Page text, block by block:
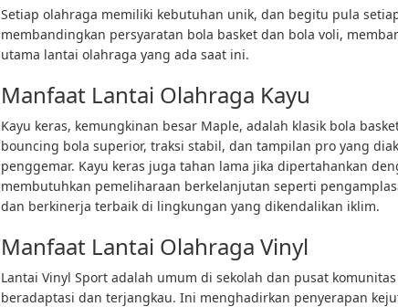
Setiap olahraga memiliki kebutuhan unik, dan begitu pula
membandingkan persyaratan bola basket dan bola voli,
utama lantai olahraga yang ada saat ini.
Manfaat Lantai Olahraga Kayu
Kayu keras, kemungkinan besar Maple, adalah klasik bola
bouncing bola superior, traksi stabil, dan tampilan pro yang
penggemar. Kayu keras juga tahan lama jika dipertahankan
membutuhkan pemeliharaan berkelanjutan seperti
dan berkinerja terbaik di lingkungan yang dikendalikan iklim.
Manfaat Lantai Olahraga Vinyl
Lantai Vinyl Sport adalah umum di sekolah dan pusat
beradaptasi dan terjangkau. Ini menghadirkan penyerapan